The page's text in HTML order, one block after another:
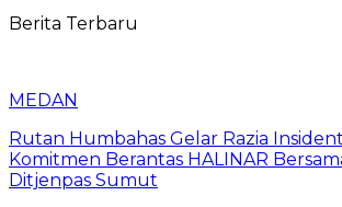
Berita Terbaru
MEDAN
Rutan Humbahas Gelar Razia
Komitmen Berantas HALINAR
Ditjenpas Sumut